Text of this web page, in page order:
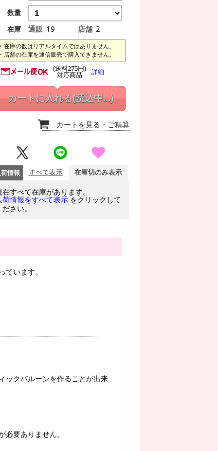
数量
在庫
通販 19 店舗 2
在庫の数はリアルタイムではありません。
店舗の在庫を通信販売で購入できません。
(送料275円)
対応商品 詳細
カートに入れる(読込中...)
カートを見る ・ご精算
情報 すべて表示 在庫切のみ表示
在すべて在庫があります。
荷情報をすべて表示 をクリックして
さい。
います。
ックバルーンを作ることが出来
要ありません。